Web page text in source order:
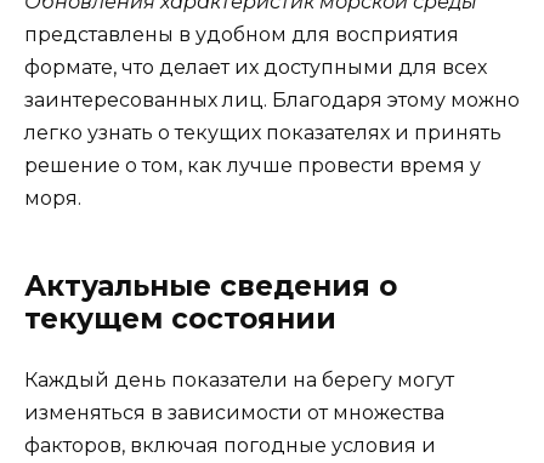
представлены в удобном для восприятия
формате, что делает их доступными для всех
заинтересованных лиц. Благодаря этому можно
легко узнать о текущих показателях и принять
решение о том, как лучше провести время у
моря.
Актуальные сведения о
текущем состоянии
Каждый день показатели на берегу могут
изменяться в зависимости от множества
факторов, включая погодные условия и